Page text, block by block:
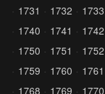
1731
1732 1733
1740
1741 1742
1750
1751 1752
1759
1760 1761
1768
1769 1770